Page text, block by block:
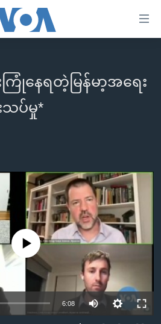
လွန်
လက်များ
နေရတဲ့မြန်မာ့အရေး
သပ်မှု*
currently available
6:08